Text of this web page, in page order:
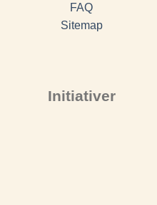
FAQ
Sitemap
Initiativer